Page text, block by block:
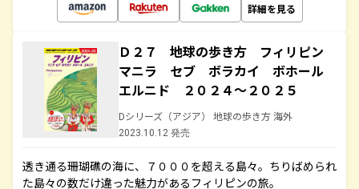
詳細を見る
Ｄ２７ 地球の歩き方 フィリピン
マニラ セブ ボラカイ ボホール
エルニド ２０２４～２０２５
Dシリーズ（アジア） 地球の歩き方 海外
2023.10.12 発売
透き通る珊瑚礁の海に、７０００を超える島々。ちりばめられ
た島々の数だけ違った魅力があるフィリピンの旅。